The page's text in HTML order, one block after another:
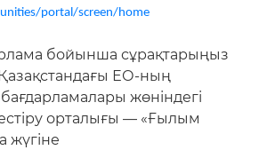
portal/screen/home
бойынша сұрақтарыңыз
ЕО-ның
жөніндегі
орталығы — «Ғылым
жүгіне